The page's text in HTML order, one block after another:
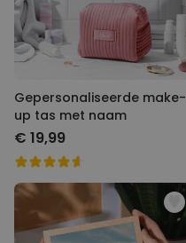
Gepersonaliseerde make-
up tas met naam
€ 19,99